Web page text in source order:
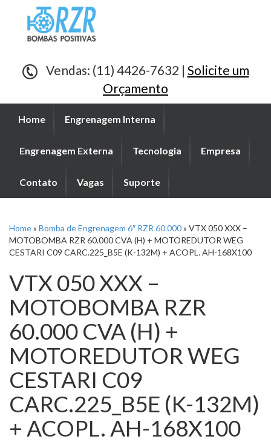
Vendas: (11) 4426-7632 | Solicite um
Orçamento
Home Engrenagem Interna
Engrenagem Externa Tecnologia Empresa
Contato Vagas Suporte
Home» Bomba de Engrenagem 6″ RZR 60.000» VTX 050 XXX –
MOTOBOMBA RZR 60.000 CVA (H) + MOTOREDUTOR WEG
CESTARI C09 CARC.225_B5E (K-132M) + ACOPL. AH-168X100
VTX 050 XXX –
MOTOBOMBA RZR
60.000 CVA (H) +
MOTOREDUTOR WEG
CESTARI C09
CARC.225_B5E (K-132M)
+ ACOPL. AH-168X100